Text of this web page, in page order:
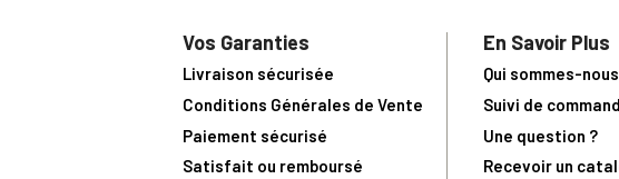
Vos Garanties
Livraison sécurisée
Conditions Générales de Vente
Paiement sécurisé
Satisfait ou remboursé
En Savoir Plus
Qui sommes-
Suivi de
Une question ?
Recevoir un